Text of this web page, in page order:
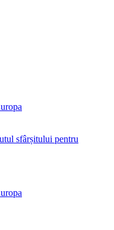
sfârșitului pentru